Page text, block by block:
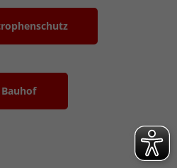
Bauhof